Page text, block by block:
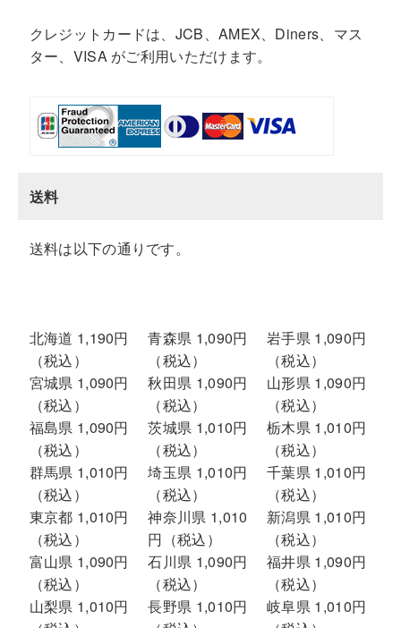
クレジットカードは、JCB、AMEX、Diners、マス
ター、VISA がご利用いただけます。
送料
送料は以下の通りです。
北海道 1,190円
（税込）
青森県 1,090円
（税込）
岩手県 1,090円
（税込）
宮城県 1,090円
（税込）
秋田県 1,090円
（税込）
山形県 1,090円
（税込）
福島県 1,090円
（税込）
茨城県 1,010円
（税込）
栃木県 1,010円
（税込）
群馬県 1,010円
（税込）
埼玉県 1,010円
（税込）
千葉県 1,010円
（税込）
東京都 1,010円
（税込）
神奈川県 1,010
円（税込）
新潟県 1,010円
（税込）
富山県 1,090円
（税込）
石川県 1,090円
（税込）
福井県 1,090円
（税込）
山梨県 1,010円
長野県 1,010円
岐阜県 1,010円